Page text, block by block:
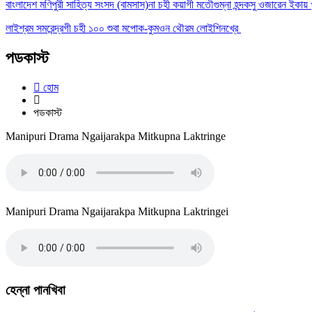
বাংলাদেশ মণিপুরী সাহিত্য সংসদ (বামসাস)না চহী কয়াগী মতৌগুম্না হন্দকসু ওজারেন
লাইশ্রম সমরেন্দ্রগী চহী ১০০ শুবা মপোক-কুমওন থৌরম লোইশিনখ্রে
পডকাস্ট
হোম
পডকাস্ট
Manipuri Drama Ngaijarakpa Mitkupna Laktringe
Manipuri Drama Ngaijarakpa Mitkupna Laktringei
হেন্না পানখিবা